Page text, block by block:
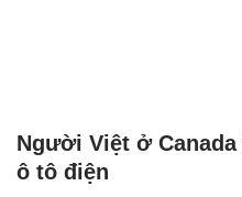
Người Việt ở
ô tô điện